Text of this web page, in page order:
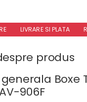
LIVRARE SI PLATA
produs
Boxe
906F